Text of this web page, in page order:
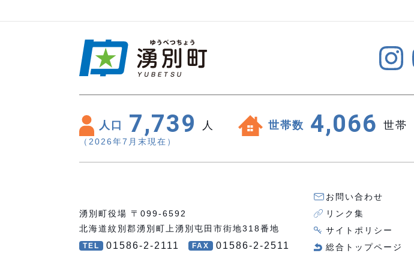
人口 7,739 人 世帯数 4,066 世帯
（2026年7月末現在）
湧別町役場 〒099-6592
北海道紋別郡湧別町上湧別屯田市街地318番地
TEL 01586-2-2111 FAX 01586-2-2511
お問い合わせ
リンク集
サイトポリシー
総合トップページ